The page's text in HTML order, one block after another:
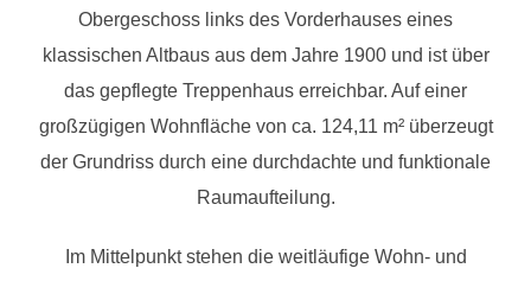
Obergeschoss links des Vorderhauses eines
klassischen Altbaus aus dem Jahre 1900 und ist über
das gepflegte Treppenhaus erreichbar. Auf einer
großzügigen Wohnfläche von ca. 124,11 m² überzeugt
der Grundriss durch eine durchdachte und funktionale
Raumaufteilung.
Im Mittelpunkt stehen die weitläufige Wohn- und